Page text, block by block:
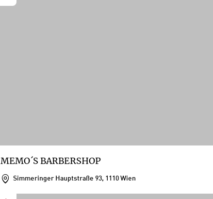
MEMO´S BARBERSHOP
Simmeringer Hauptstraße 93, 1110 Wien